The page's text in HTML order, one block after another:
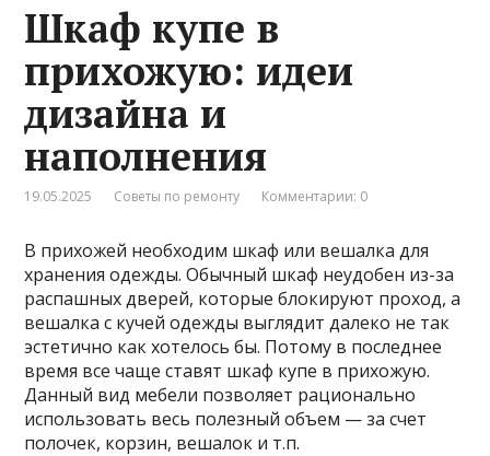
Шкаф купе в
прихожую: идеи
дизайна и
наполнения
19.05.2025 Советы по ремонту Комментарии: 0
В прихожей необходим шкаф или вешалка для
хранения одежды. Обычный шкаф неудобен из-за
распашных дверей, которые блокируют проход, а
вешалка с кучей одежды выглядит далеко не так
эстетично как хотелось бы. Потому в последнее
время все чаще ставят шкаф купе в прихожую.
Данный вид мебели позволяет рационально
использовать весь полезный объем — за счет
полочек, корзин, вешалок и т.п.